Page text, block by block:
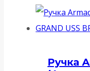
Ручка